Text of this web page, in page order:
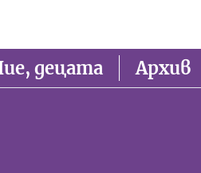
децата
Архив